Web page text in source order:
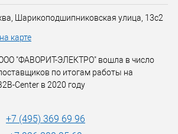
Шарикоподшипниковская улица, 13с2
карте
"ФАВОРИТ-ЭЛЕКТРО" вошла в число
по итогам работы на
Center в 2020 году
+7 (495) 369 69 96